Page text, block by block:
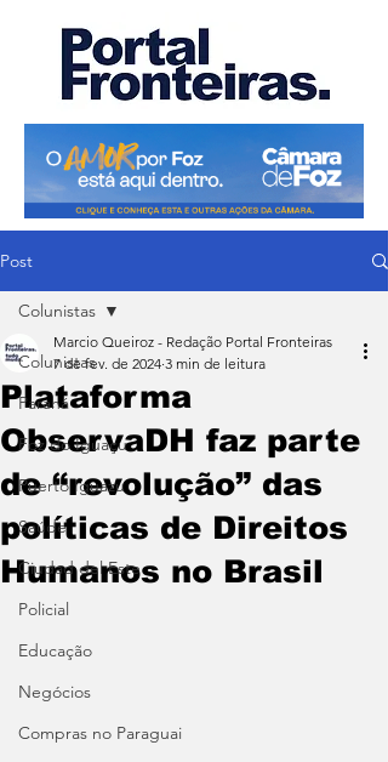
Post
Colunistas
Paraná
Foz do Iguaçu
Puerto Iguazu
Saúde
Ciudad del Este
Policial
Educação
Negócios
Compras no Paraguai
Colunistas
Plataforma
ObservaDH faz parte
de “revolução” das
políticas de Direitos
Humanos no Brasil
Marcio Queiroz - Redação Portal Fronteiras
7 de fev. de 2024 3 min de leitura